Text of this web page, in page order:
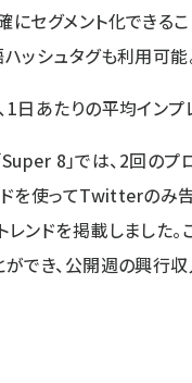
セグメント化できる
ッシュタグも利用可能
日あたりの平均インプ
8」では、2回のプ
ドを使ってTwitterの
ンドを掲載しました
ができ、公開週の興行